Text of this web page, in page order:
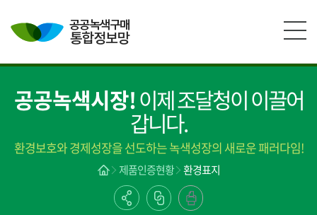
공공녹색시장!이제 조달청이 이끌어
갑니다.
환경보호와 경제성장을 선도하는 녹색성장의 새로운 패러다임!
제품인증현황 환경표지